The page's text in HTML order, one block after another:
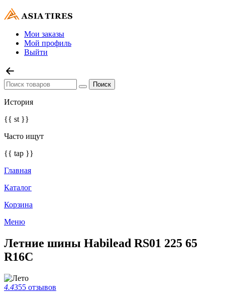
Мои заказы
Мой профиль
Выйти
История
{{ st }}
Часто ищут
{{ tap }}
Главная
Каталог
Корзина
Меню
Летние шины Habilead RS01 225 65
R16C
4.4355 отзывов